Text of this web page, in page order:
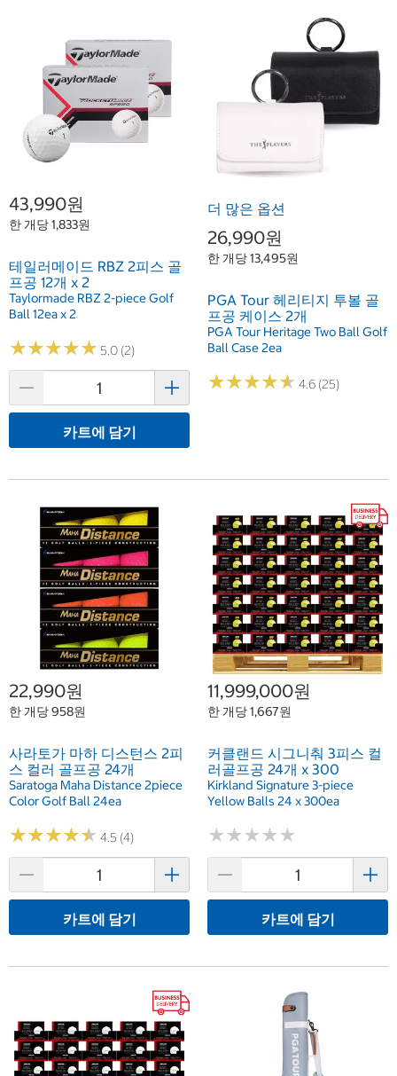
43,990원
한 개당 1,833원
테일러메이드 RBZ 2피스 골
프공 12개 x 2
Taylormade RBZ 2-piece Golf
Ball 12ea x 2
★★★★★
★★★★★ 5.0 (2)
카트에 담기
더 많은 옵션
26,990원
한 개당 13,495원
PGA Tour 헤리티지 투볼 골
프공 케이스 2개
PGA Tour Heritage Two Ball Golf
Ball Case 2ea
★★★★★
★★★★★ 4.6 (25)
22,990원
한 개당 958원
사라토가 마하 디스턴스 2피
스 컬러 골프공 24개
Saratoga Maha Distance 2piece
Color Golf Ball 24ea
★★★★★
★★★★★ 4.5 (4)
카트에 담기
11,999,000원
한 개당 1,667원
커클랜드 시그니춰 3피스 컬
러골프공 24개 x 300
Kirkland Signature 3-piece
Yellow Balls 24 x 300ea
★★★★★
★★★★★
카트에 담기